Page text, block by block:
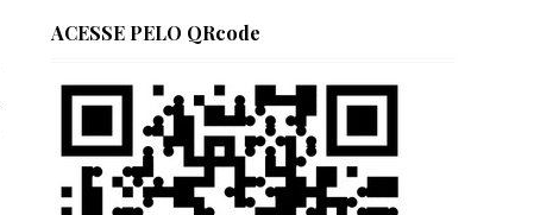
ACESSE PELO QRcode